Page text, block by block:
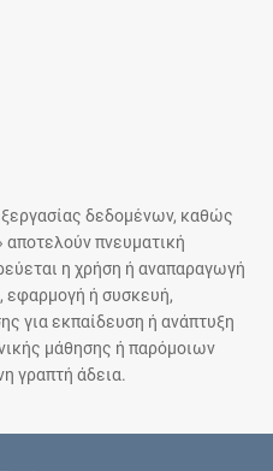
δεδομένων, καθώς
αποτελούν πνευματική
η χρήση ή αναπαραγωγή
εφαρμογή ή συσκευή,
για εκπαίδευση ή ανάπτυξη
μάθησης ή παρόμοιων
γραπτή άδεια.